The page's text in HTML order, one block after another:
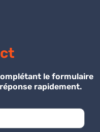
le formulaire
rapidement.